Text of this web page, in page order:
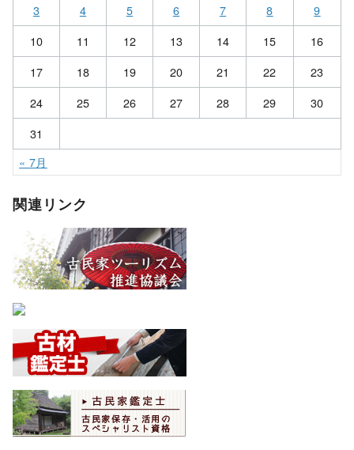
3
4 5 6 7 8
9
10
11 12 13 14 15
16
17
18 19 20 21 22
23
24
25 26 27 28 29
30
31
« 7月
関連リンク